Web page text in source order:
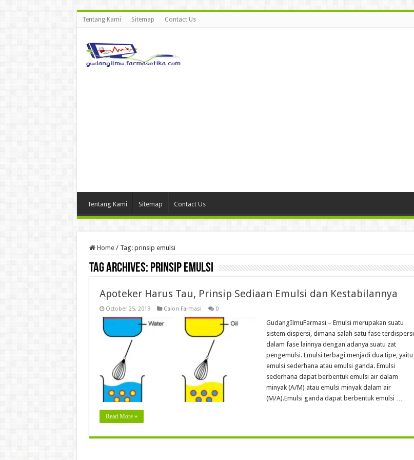
Tentang Kami Sitemap Contact Us
Tentang Kami Sitemap Contact Us
Home / Tag: prinsip emulsi
Tag Archives: prinsip emulsi
Apoteker Harus Tau, Prinsip Sediaan Emulsi dan Kestabilannya
October 25, 2019 Calon Farmasi 0
GudangIlmuFarmasi – Emulsi merupakan suatu
sistem dispersi, dimana salah satu fase terdispersi
dalam fase lainnya dengan adanya suatu zat
pengemulsi. Emulsi terbagi menjadi dua tipe, yaitu
emulsi sederhana atau emulsi ganda. Emulsi
sederhana dapat berbentuk emulsi air dalam
minyak (A/M) atau emulsi minyak dalam air
(M/A).Emulsi ganda dapat berbentuk emulsi …
Read More »